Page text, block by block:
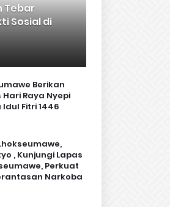
Tebar
Sosial di
Berikan
Hari Raya Nyepi
Fitri 1446
, Kunjungi Lapas
Perkuat
Narkoba